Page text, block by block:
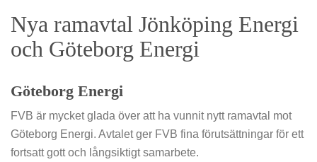
Nya ramavtal Jönköping Energi
och Göteborg Energi
Göteborg Energi
FVB är mycket glada över att ha vunnit nytt ramavtal mot
Göteborg Energi. Avtalet ger FVB fina förutsättningar för ett
fortsatt gott och långsiktigt samarbete.